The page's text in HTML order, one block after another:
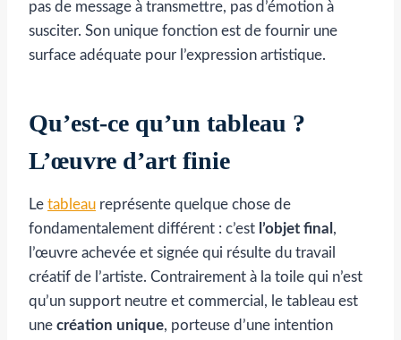
pas de message à transmettre, pas d’émotion à
susciter. Son unique fonction est de fournir une
surface adéquate pour l’expression artistique.
Qu’est-ce qu’un tableau ?
L’œuvre d’art finie
Le tableau représente quelque chose de
fondamentalement différent : c’est l’objet final ,
l’œuvre achevée et signée qui résulte du travail
créatif de l’artiste. Contrairement à la toile qui n’est
qu’un support neutre et commercial, le tableau est
une création unique, porteuse d’une intention